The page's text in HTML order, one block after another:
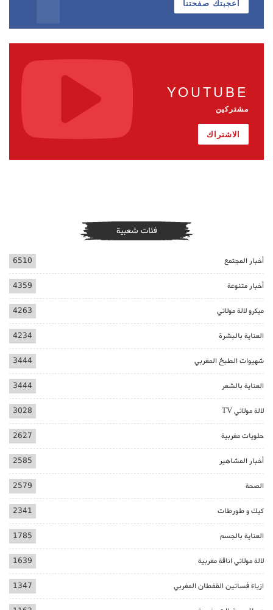
أعجبتك صفحتنا
YOUTUBE
مشتركين
الاشتراك
فئات شعبية
أخبار المجتمع 6510
أخبار متنوعة 4359
ميكرو لالة مولاتي 4263
العناية بالبشرة 4234
شهيوات الطبخ المغربي 3444
العناية بالشعر 3444
لالة مولاتي TV 3028
حلويات مغربية 2627
أخبار المشاهير 2585
الصحة 2579
كيك و طورطات 2341
العناية بالجسم 1785
لالة مولاتي اناقة مغربية 1639
ازياء فساتين القفطان المغربي 1347